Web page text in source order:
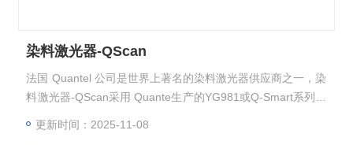
染料激光器-QScan
法国 Quantel 公司是世界上著名的染料激光器供应商之一，染
料激光器-QScan采用 Quante生产的YG981或Q-Smart系列二
更新时间：2025-11-08